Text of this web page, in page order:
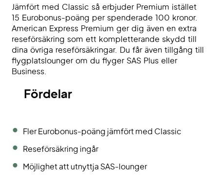
Jämfört med Classic så erbjuder Premium istället
15 Eurobonus-poäng per spenderade 100 kronor.
American Express Premium ger dig även en extra
reseförsäkring som ett kompletterande skydd till
dina övriga reseförsäkringar.
Du får även tillgång till
flygplatslounger om du flyger SAS Plus eller
Business.
Fördelar
Fler Eurobonus-poäng jämfört med Classic
Reseförsäkring ingår
Möjlighet att utnyttja SAS-lounger